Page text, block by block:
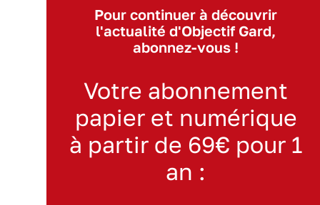
Pour continuer à découvrir
l'actualité d'Objectif Gard,
abonnez-vous !
Votre abonnement
papier et numérique
à partir de 69€ pour 1
an :